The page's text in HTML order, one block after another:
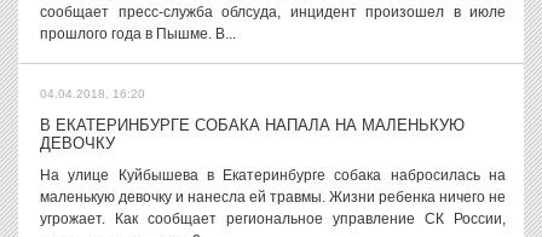
сообщает пресс-служба облсуда, инцидент произошел в июле
прошлого года в Пышме. В...
04.04.2018, 16:20
В ЕКАТЕРИНБУРГЕ СОБАКА НАПАЛА НА МАЛЕНЬКУЮ
ДЕВОЧКУ
На улице Куйбышева в Екатеринбурге собака набросилась на
маленькую девочку и нанесла ей травмы. Жизни ребенка ничего не
угрожает. Как сообщает региональное управление СК России,